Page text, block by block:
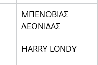
ΜΠΕΝΟΒΙΑΣ
ΛΕΩΝΙΔΑΣ
HARRY LONDY